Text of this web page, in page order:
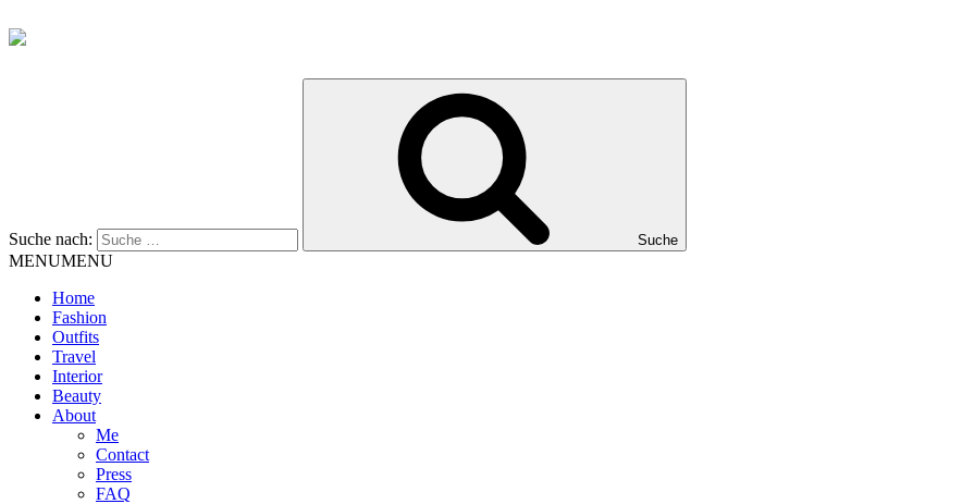
Suche nach: Suche
MENUMENU
Home
Fashion
Outfits
Travel
Interior
Beauty
About
Me
Contact
Press
FAQ